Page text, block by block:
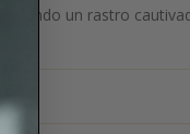
un rastro